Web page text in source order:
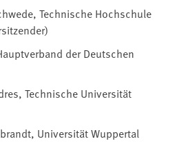
Technische Hochschule
der Deutschen
Technische Universität
Universität Wuppertal